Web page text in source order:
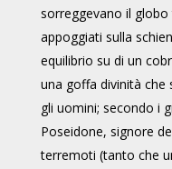
sorreggevano il
appoggiati sulla
equilibrio su di un
una goffa divinità che
gli uomini; secondo i
Poseidone, signore
terremoti (tanto che